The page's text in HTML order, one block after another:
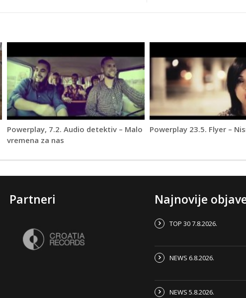
Powerplay, 7.2. Audio detektiv – Malo
vremena za nas
Powerplay 23.5. Flyer –
Partneri Najnovije
TOP 30 7.8.2026.
NEWS 6.8.2026.
NEWS 5.8.2026.